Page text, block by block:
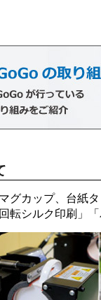
グカップ、台紙
回転シルク印刷 」「